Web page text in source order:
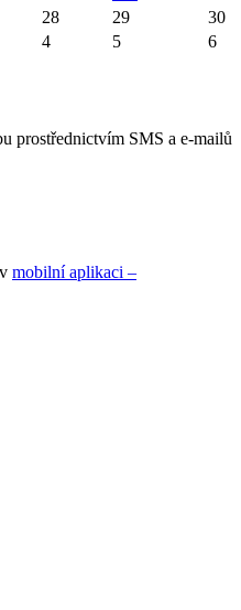
28 29
30
4 5 6
prostřednictvím SMS a e-mailů
mobilní aplikaci –